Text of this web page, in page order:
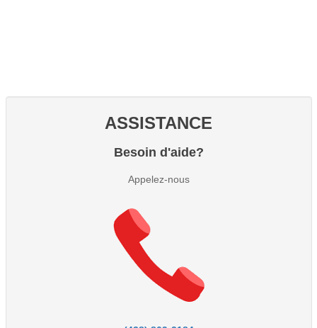
ASSISTANCE
Besoin d'aide?
Appelez-nous